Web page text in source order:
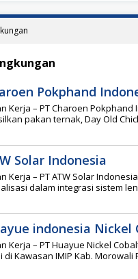
Pokphand
Kerja – PT Charoen
pakan ternak, Day Old
Solar Indonesia
Kerja – PT ATW Solar
dalam integrasi sistem
indonesia Nickel
Kerja – PT Huayue Nickel
di Kawasan IMIP Kab. Morowali